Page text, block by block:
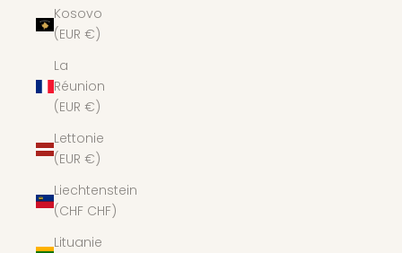
Kosovo
(EUR €)
La
Réunion
(EUR €)
Lettonie
(EUR €)
Liechtenstein
(CHF CHF)
Lituanie